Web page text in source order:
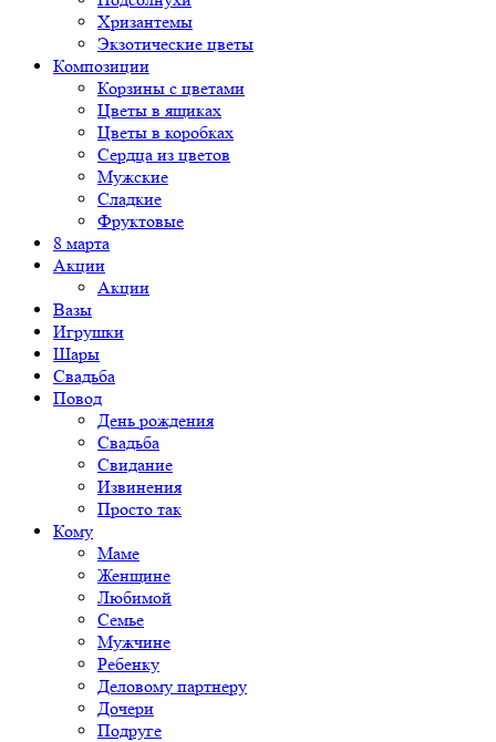
Хризантемы
Экзотические цветы
Композиции
Корзины с цветами
Цветы в ящиках
Цветы в коробках
Сердца из цветов
Мужские
Сладкие
Фруктовые
8 марта
Акции
Акции
Вазы
Игрушки
Шары
Свадьба
Повод
День рождения
Свадьба
Свидание
Извинения
Просто так
Кому
Маме
Женщине
Любимой
Семье
Мужчине
Ребенку
Деловому партнеру
Дочери
Подруге